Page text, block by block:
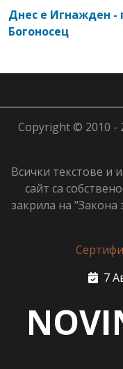
Днес е Игнажден -
Богоносец
Copyright © 2010 -
Всички текстове и
сайт са
закрила на
7